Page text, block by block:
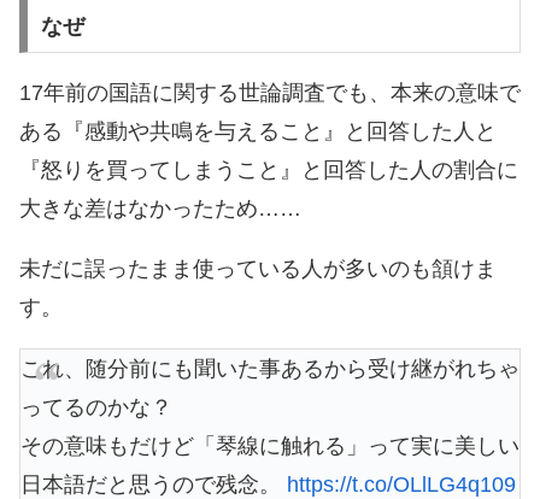
なぜ
17年前の国語に関する世論調査でも、本来の意味で
ある『感動や共鳴を与えること』と回答した人と
『怒りを買ってしまうこと』と回答した人の割合に
大きな差はなかったため……
未だに誤ったまま使っている人が多いのも頷けま
す。
これ、随分前にも聞いた事あるから受け継がれちゃ
ってるのかな？
その意味もだけど「琴線に触れる」って実に美しい
日本語だと思うので残念。 https://t.co/OLlLG4q109